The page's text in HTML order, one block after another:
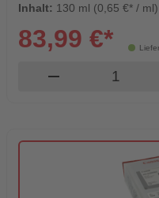
Inhalt: 130 ml (0,65 €* / ml)
83,99 €*
remove Produkt